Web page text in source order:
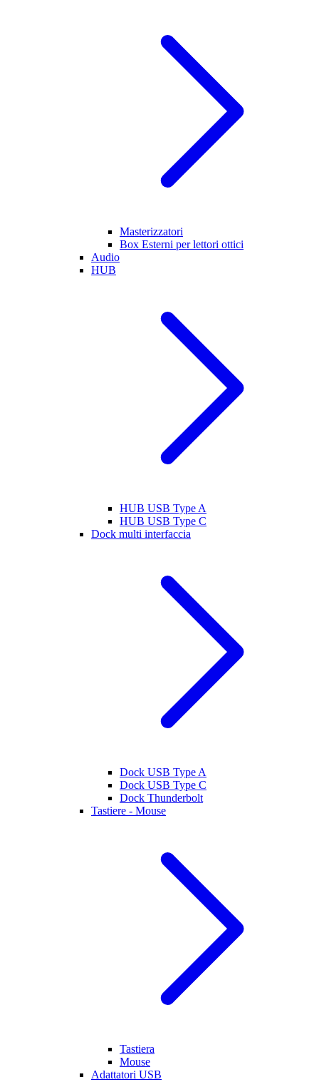
Masterizzatori
Box Esterni per lettori ottici
Audio
HUB
HUB USB Type A
HUB USB Type C
Dock multi interfaccia
Dock USB Type A
Dock USB Type C
Dock Thunderbolt
Tastiere - Mouse
Tastiera
Mouse
Adattatori USB